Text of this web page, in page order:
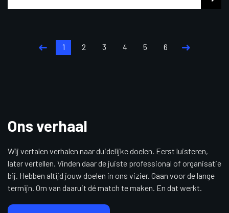
1 2 3 4 5 6
Ons verhaal
Wij vertalen verhalen naar duidelijke doelen. Eerst luisteren,
later vertellen. Vinden daar de juiste professional of organisatie
bij. Hebben altijd jouw doelen in ons vizier. Gaan voor de lange
termijn. Om van daaruit dé match te maken. En dat werkt.